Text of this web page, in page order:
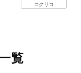
コクリコ
覧